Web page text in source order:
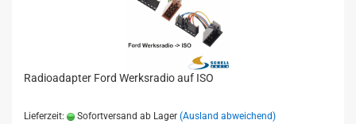
Radioadapter Ford Werksradio auf ISO
Lieferzeit: Sofortversand ab Lager (Ausland abweichend)